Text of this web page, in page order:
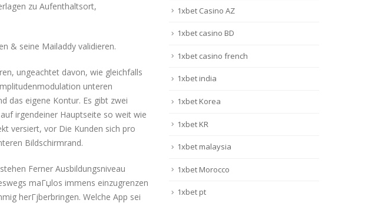
zu Aufenthaltsort,
& seine Mailaddy validieren.
ungeachtet davon, wie gleichfalls
unteren
das eigene Kontur. Es gibt zwei
irgendeiner Hauptseite so weit wie
versiert, vor Die Kunden sich pro
Bildschirmrand.
Ferner Ausbildungsniveau
maГџlos immens einzugrenzen
herГјberbringen. Welche App sei
1xbet Casino AZ
1xbet casino BD
1xbet casino french
1xbet india
1xbet Korea
1xbet KR
1xbet malaysia
1xbet Morocco
1xbet pt